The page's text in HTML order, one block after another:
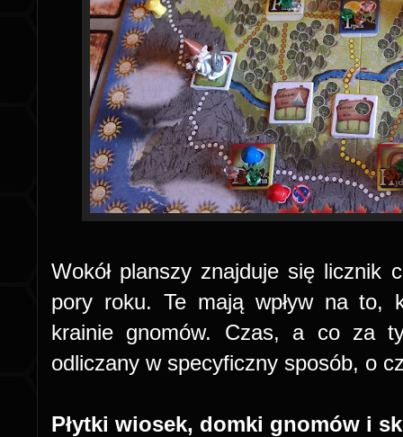
Wokół planszy znajduje się licznik
pory roku. Te mają wpływ na to,
krainie gnomów. Czas, a co za
odliczany w specyficzny sposób, o
Płytki wiosek, domki gnomów i